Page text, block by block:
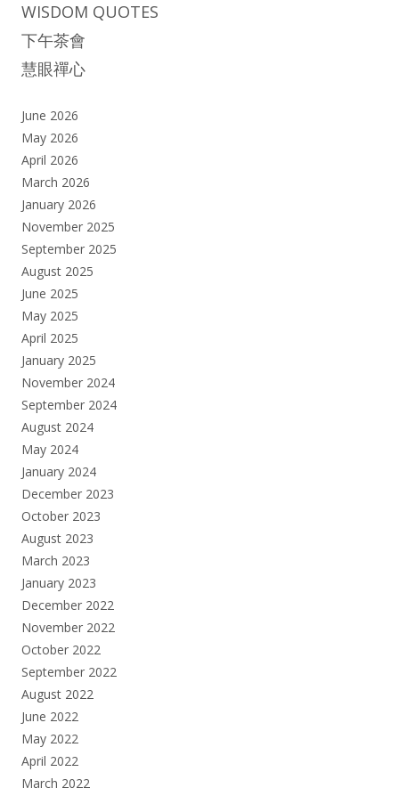
WISDOM QUOTES
下午茶會
慧眼禪心
June 2026
May 2026
April 2026
March 2026
January 2026
November 2025
September 2025
August 2025
June 2025
May 2025
April 2025
January 2025
November 2024
September 2024
August 2024
May 2024
January 2024
December 2023
October 2023
August 2023
March 2023
January 2023
December 2022
November 2022
October 2022
September 2022
August 2022
June 2022
May 2022
April 2022
March 2022